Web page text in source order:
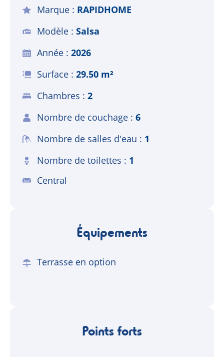
Marque
RAPIDHOME
Modèle
Salsa
Année
2026
Surface
29.50 m²
Chambres
2
Nombre de couchage
6
Nombre de salles d'eau
1
Nombre de toilettes
1
Central
Équipements
Terrasse en option
Points forts